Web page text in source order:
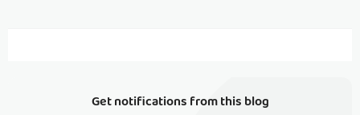
Get notifications from this blog